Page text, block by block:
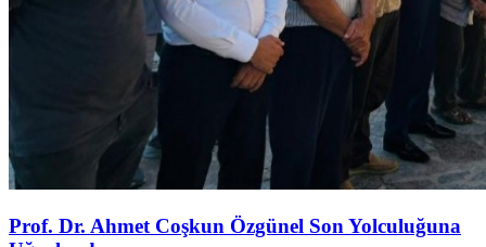
Prof. Dr. Ahmet Coşkun Özgünel Son Yolculuğuna